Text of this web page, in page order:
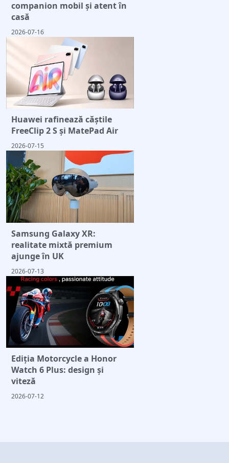
companion mobil și atent în
casă
2026-07-16
Huawei rafinează căștile
FreeClip 2 S și MatePad Air
2026-07-15
Samsung Galaxy XR:
realitate mixtă premium
ajunge în UK
2026-07-13
Ediția Motorcycle a Honor
Watch 6 Plus: design și
viteză
2026-07-12